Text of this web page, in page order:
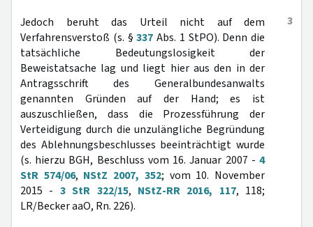
3
Jedoch beruht das Urteil nicht auf dem
Verfahrensverstoß (s. §337 Abs. 1 StPO). Denn die
tatsächliche Bedeutungslosigkeit der
Beweistatsache lag und liegt hier aus den in der
Antragsschrift des Generalbundesanwalts
genannten Gründen auf der Hand; es ist
auszuschließen, dass die Prozessführung der
Verteidigung durch die unzulängliche Begründung
des Ablehnungsbeschlusses beeinträchtigt wurde
(s. hierzu BGH, Beschluss vom 16. Januar 2007 - 4
StR 574/06, NStZ 2007, 352; vom 10. November
2015 - 3 StR 322/15, NStZ-RR 2016, 117, 118;
LR/Becker aaO, Rn. 226).